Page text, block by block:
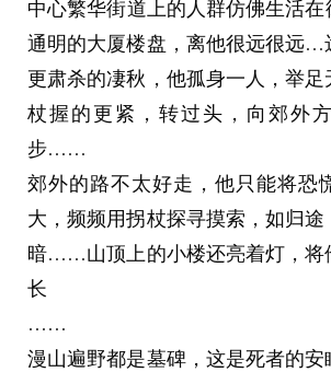
中心繁华街道上的人群仿佛生活
通明的大厦楼盘，离他很远很远…
更肃杀的凄秋，他孤身一人，举
杖握的更紧，转过头，向郊外
步……
郊外的路不太好走，他只能将恐
大，频频用拐杖探寻摸索，如归
暗……山顶上的小楼还亮着灯，将
长
……
漫山遍野都是墓碑，这是死者的